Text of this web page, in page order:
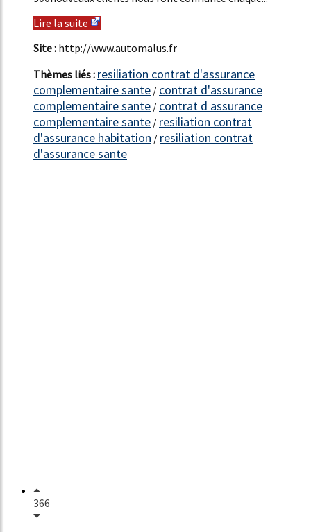
Lire la suite
Site : http://www.automalus.fr
Thèmes liés : resiliation contrat d'assurance
complementaire sante / contrat d'assurance
complementaire sante / contrat d assurance
complementaire sante / resiliation contrat
d'assurance habitation / resiliation contrat
d'assurance sante
366